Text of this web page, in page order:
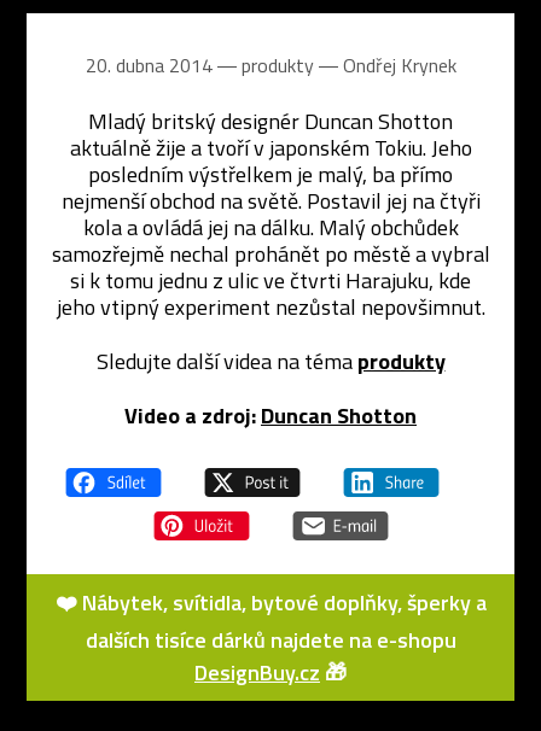
20. dubna 2014 ― produkty ―Ondřej Krynek
Mladý britský designér Duncan Shotton
aktuálně žije a tvoří v japonském Tokiu. Jeho
posledním výstřelkem je malý, ba přímo
nejmenší obchod na světě. Postavil jej na čtyři
kola a ovládá jej na dálku. Malý obchůdek
samozřejmě nechal prohánět po městě a vybral
si k tomu jednu z ulic ve čtvrti Harajuku, kde
jeho vtipný experiment nezůstal nepovšimnut.
Sledujte další videa na témaprodukty
Video a zdroj:Duncan Shotton
❤️ Nábytek, svítidla, bytové doplňky, šperky a
dalších tisíce dárků najdete na e-shopu
DesignBuy.cz 🎁